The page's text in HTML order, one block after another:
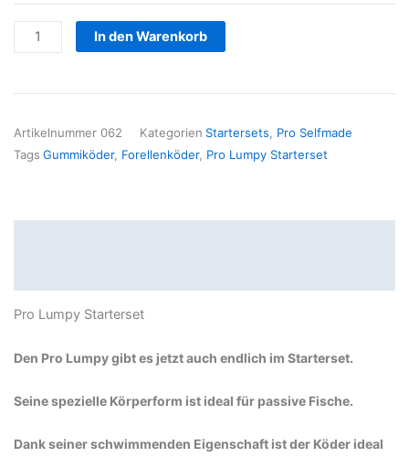
In den Warenkorb
Artikelnummer 062 Kategorien Startersets
Pro Selfmade
Tags Gummiköder, Forellenköder, Pro Lumpy Starterset
Pro Lumpy Starterset
Den Pro Lumpy gibt es jetzt auch endlich im Starterset.
Seine spezielle Körperform ist ideal für passive Fische.
Dank seiner schwimmenden Eigenschaft ist der Köder ideal